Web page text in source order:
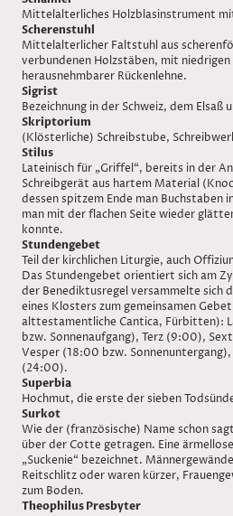
Mittelalterliches Holzblasinstrument
Scherenstuhl
Mittelalterlicher Faltstuhl aus
verbundenen Holzstäben, mit
herausnehmbarer Rückenlehne.
Sigrist
Bezeichnung in der Schweiz, dem Elsaß
Skriptorium
(Klösterliche) Schreibstube,
Stilus
Lateinisch für „Griffel“, bereits in der
Schreibgerät aus hartem Material
dessen spitzem Ende man Buchstaben
man mit der flachen Seite wieder
konnte.
Stundengebet
Teil der kirchlichen Liturgie, auch
Das Stundengebet orientiert sich am
der Benediktusregel versammelte sich
eines Klosters zum gemeinsamen
alttestamentliche Cantica, Fürbitten):
bzw. Sonnenaufgang), Terz (9:00),
Vesper (18:00 bzw.
(24:00).
Superbia
Hochmut, die erste der sieben
Surkot
Wie der (französische) Name schon
über der Cotte getragen. Eine
„Suckenie“ bezeichnet.
Reitschlitz oder waren kürzer,
zum Boden.
Theophilus Presbyter